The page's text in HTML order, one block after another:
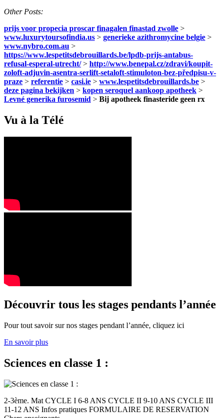
Other Posts:
prijs voor propecia proscar finagalen finastad zwolle >
www.luxurytoursofindia.us > generieke azithromycine belgie >
www.nybro.com.au >
https://www.lespetitsdebrouillards.be/lpdb-prijs-antabus-
refusal-esperal-utrecht/> http://www.benepal.cz/zdravi/koupit-
zoloft-adjuvin-asentra-serlift-setaloft-stimuloton-bez-předpisu-v-
praze > referentie > casi.ie > www.lespetitsdebrouillards.be >
deze pagina bekijken > kopen seroquel aankoop apotheek >
Levné generika furosemid > Bij apotheek finasteride geen rx
Vu à la Télé
Découvrir tous les stages pendants l’année
Pour tout savoir sur nos stages pendant l’année, cliquez ici
En savoir plus
Sciences en classe 1 :
2-3ème. Mat CYCLE I 6-8 ANS CYCLE II 9-10 ANS CYCLE III
11-12 ANS Infos pratiques FORMULAIRE DE RESERVATION